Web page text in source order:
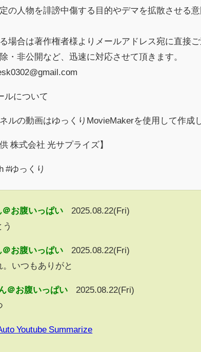
の人物を誹謗中傷する目的やデマを拡散させる
場合は著作権者様よりメールアドレス宛に直接ご
・非公開など、迅速に対応させて頂きます。
ルについて
ルの動画はゆっくりMovieMakerを使用して作成
株式会社 光サプライズ】
#ゆっくり
お腹いっぱい
2025.08.22(Fri)
お腹いっぱい
2025.08.22(Fri)
。いつもありがと
＠お腹いっぱい
2025.08.22(Fri)
Youtube Summarize